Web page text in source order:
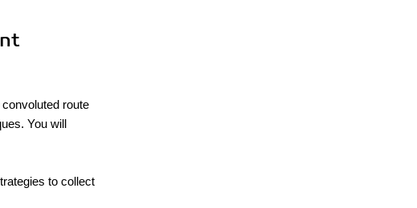
route
You will
to collect